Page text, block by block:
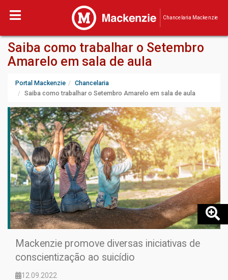
Chancelaria Mackenzie
Saiba como trabalhar o Setembro
Amarelo em sala de aula
Portal Mackenzie
Chancelaria
Saiba como trabalhar o Setembro Amarelo em sala de aula
Mackenzie promove diversas iniciativas de
conscientização ao suicídio
12.09.2022